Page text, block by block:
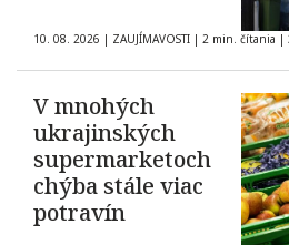
10. 08. 2026 | ZAUJÍMAVOSTI | 2 min. čítania |
V mnohých
ukrajinských
supermarketoch
chýba stále viac
potravín